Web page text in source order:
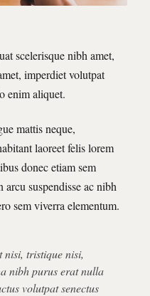
scelerisque nibh amet,
imperdiet volutpat
enim aliquet.
mattis neque,
laoreet felis lorem
donec etiam sem
suspendisse ac nibh
sem viverra elementum.
nisi, tristique nisi,
nibh purus erat nulla
volutpat senectus